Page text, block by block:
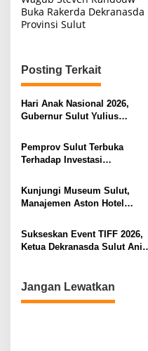
a
v
g
a
s
p
o
s
Buka Rakerda Dekranasda
Provinsi Sulut
Posting Terkait
Hari Anak Nasional 2026,
Gubernur Sulut Yulius
Ruang Aman Bagi Anak, di
Lingkungan Fisik Maupun di
Ruang Digital
Pemprov Sulut Terbuka
Terhadap Investasi
Kunjungi Museum Sulut,
Manajemen Aston Hotel
Kebudayaan Ke Wisatawan
Sukseskan Event TIFF 2026,
Ketua Dekranasda Sulut Anik
Jangan Lewatkan